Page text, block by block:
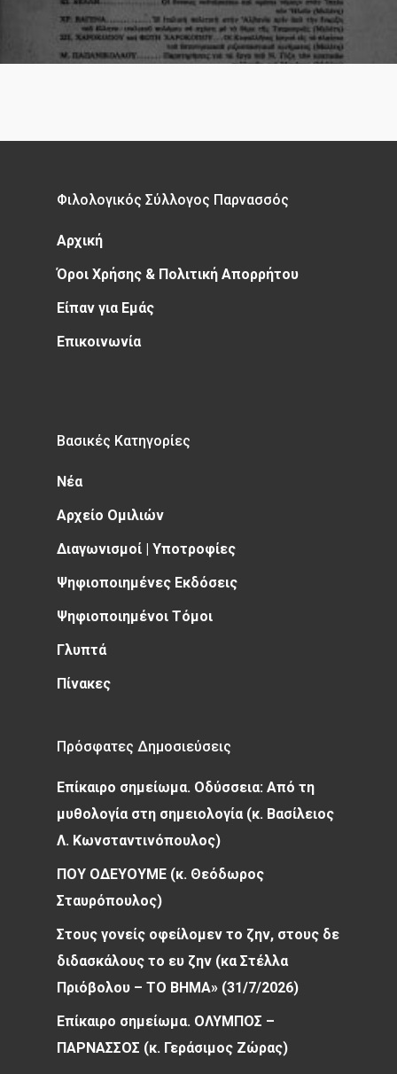
Φιλολογικός Σύλλογος Παρνασσός
Αρχική
Όροι Χρήσης & Πολιτική Απορρήτου
Είπαν για Εμάς
Επικοινωνία
Βασικές Κατηγορίες
Νέα
Αρχείο Ομιλιών
Διαγωνισμοί | Υποτροφίες
Ψηφιοποιημένες Εκδόσεις
Ψηφιοποιημένοι Τόμοι
Γλυπτά
Πίνακες
Πρόσφατες Δημοσιεύσεις
Επίκαιρο σημείωμα. Οδύσσεια: Από τη
μυθολογία στη σημειολογία (κ. Βασίλειος
Λ. Κωνσταντινόπουλος)
ΠΟΥ ΟΔΕΥΟΥΜΕ (κ. Θεόδωρος
Σταυρόπουλος)
Στους γονείς οφείλομεν το ζην, στους δε
διδασκάλους το ευ ζην (κα Στέλλα
Πριόβολου – ΤΟ ΒΗΜΑ» (31/7/2026)
Επίκαιρο σημείωμα. ΟΛΥΜΠΟΣ –
ΠΑΡΝΑΣΣΟΣ (κ. Γεράσιμος Ζώρας)